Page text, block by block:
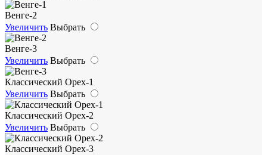
Венге-2
Увеличить Выбрать
Венге-3
Увеличить Выбрать
Классический Орех-1
Увеличить Выбрать
Классический Орех-2
Увеличить Выбрать
Классический Орех-3